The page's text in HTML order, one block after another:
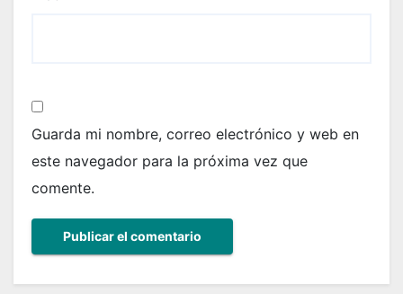
Guarda mi nombre, correo electrónico y web en
este navegador para la próxima vez que
comente.